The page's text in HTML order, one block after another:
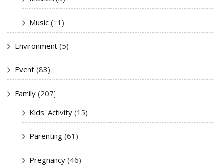
Music (11)
Environment (5)
Event (83)
Family (207)
Kids' Activity (15)
Parenting (61)
Pregnancy (46)